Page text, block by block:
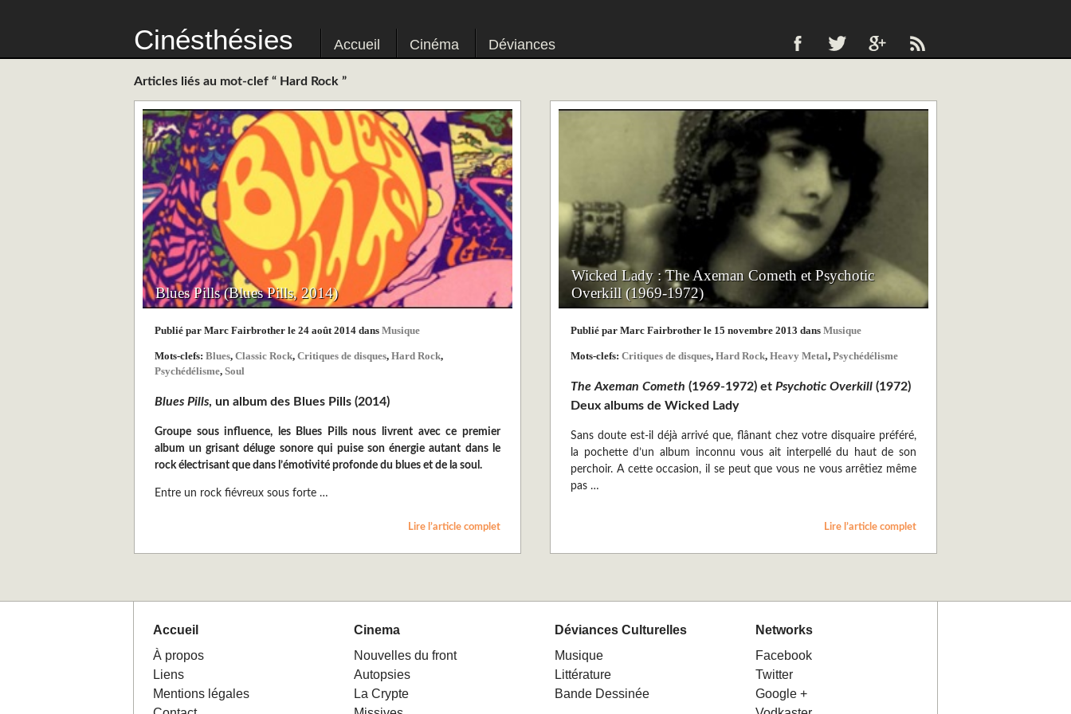
Cinésthésies Accueil Cinéma Déviances
Articles liés au mot-clef “ Hard Rock ”
Blues Pills (Blues Pills, 2014)
Publié par Marc Fairbrother le 24 août 2014 dans Musique
Mots-clefs: Blues, Classic Rock, Critiques de disques, Hard Rock,
Psychédélisme, Soul
Blues Pills, un album des Blues Pills (2014)
Groupe sous influence, les Blues Pills nous livrent avec ce premier
album un grisant déluge sonore qui puise son énergie autant dans le
rock électrisant que dans l’émotivité profonde du blues et de la soul.
Entre un rock fiévreux sous forte …
Lire l’article complet
Wicked Lady : The Axeman Cometh et Psychotic
Overkill (1969-1972)
Publié par Marc Fairbrother le 15 novembre 2013 dansMusique
Mots-clefs:Critiques de disques,Hard Rock,Heavy Metal,Psychédélisme
The Axeman Cometh (1969-1972) etPsychotic Overkill (1972)
Deux albums de Wicked Lady
Sans doute est-il déjà arrivé que, flânant chez votre disquaire préféré,
la pochette d’un album inconnu vous ait interpellé du haut de son
perchoir. A cette occasion, il se peut que vous ne vous arrêtiez même
pas …
Lire l’article complet
Accueil
À propos
Liens
Mentions légales
Cinema
Nouvelles du front
Autopsies
La Crypte
Déviances Culturelles
Musique
Littérature
Bande Dessinée
Networks
Facebook
Twitter
Google +